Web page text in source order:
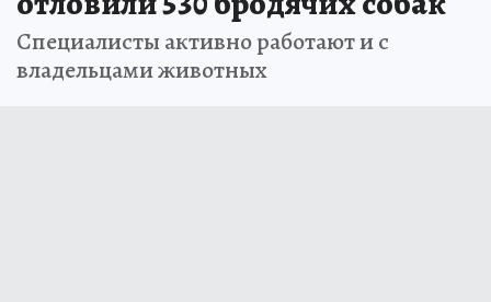
Специалисты активно работают и с
владельцами животных